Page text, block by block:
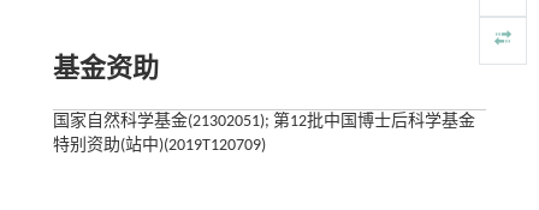
基金资助
国家自然科学基金(21302051); 第12批中国博士后科学基金
特别资助(站中)(2019T120709)